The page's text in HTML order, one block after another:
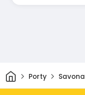
DomPorty Savona